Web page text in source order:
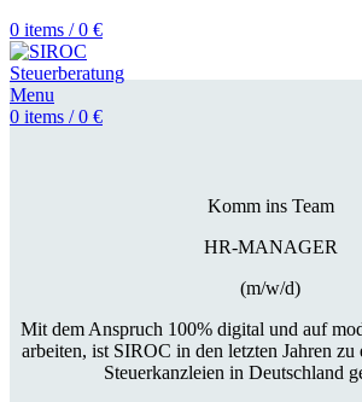
0 items / 0 €
Menu
0 items / 0 €
Komm ins Team
HR-MANAGER
(m/w/d)
Mit dem Anspruch 100% digital und auf
arbeiten, ist SIROC in den letzten Jahren zu
Steuerkanzleien in Deutschland